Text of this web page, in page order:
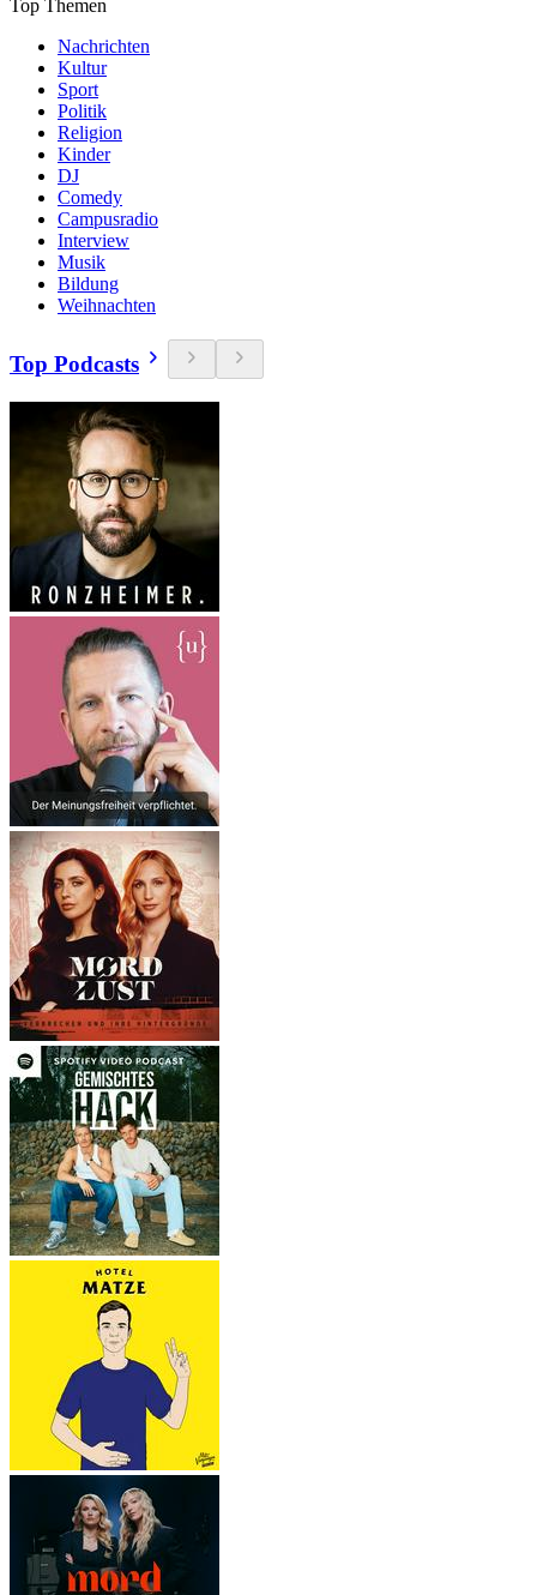
Top Themen
Nachrichten
Kultur
Sport
Politik
Religion
Kinder
DJ
Comedy
Campusradio
Interview
Musik
Bildung
Weihnachten
Top Podcasts